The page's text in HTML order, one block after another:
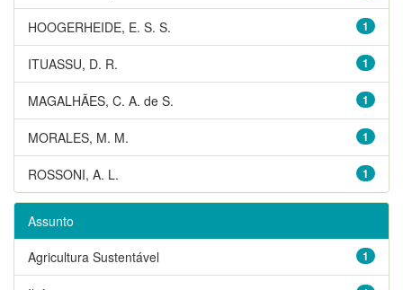
1
HOOGERHEIDE, E. S. S.
1
ITUASSU, D. R.
1
MAGALHÃES, C. A. de S.
1
MORALES, M. M.
1
ROSSONI, A. L.
Assunto
1
Agricultura Sustentável